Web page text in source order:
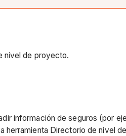
nivel de proyecto.
información de seguros (por
herramienta Directorio de nivel